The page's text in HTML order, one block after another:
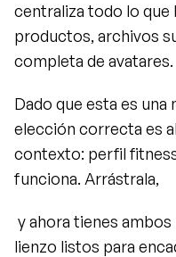
centraliza todo lo
productos, archivos
completa de avatares.
Dado que esta es
elección correcta es
contexto: perfil
funciona. Arrástrala,
y ahora tienes
lienzo listos para